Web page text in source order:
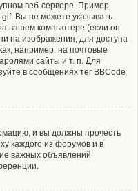
веб-сервере. Пример
Вы не можете указывать
вашем компьютере (если он
на изображения, для доступа
например, на почтовые
сайты и т. п. Для
в сообщениях тег BBCode
и вы должны прочесть
каждого из форумов и в
важных объявлений